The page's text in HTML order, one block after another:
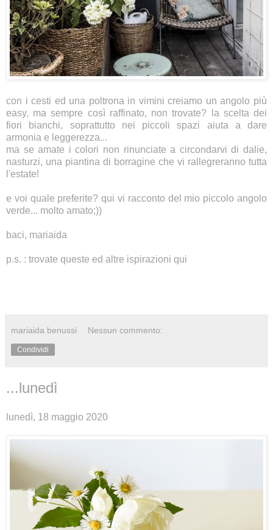
con i cesti ed una poltrona in vimini creiamo un angolo più
easy, ma sempre così raffinato, non trovate? la scelta dei
fiori bianchi, soprattutto nei piccoli spazi aiuta a dare
armonia e leggerezza...
ma se amate i colori non rinunciate a circondarvi di dalie,
nasturzi, una piantina di borragine che vi rallegreranno tutta
l'estate!
e voi quale preferite?qui vi racconto del mio piccolo angolo
verde... molto amato;))
baci, mariaida
p.s. : trovate queste ed altre ispirazioni qui
mariaida benussi Nessun commento:
Condividi
...lunedì
lunedì, 18 maggio 2020